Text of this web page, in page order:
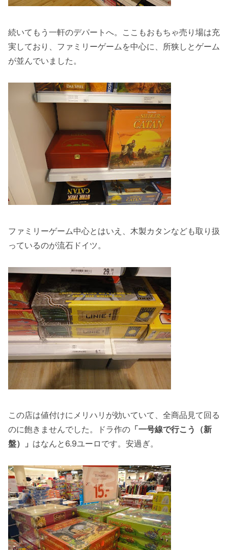
続いてもう一軒のデパートへ。ここもおもちゃ売り場は充
実しており、ファミリーゲームを中心に、所狭しとゲーム
が並んでいました。
ファミリーゲーム中心とはいえ、木製カタンなども取り扱
っているのが流石ドイツ。
この店は値付けにメリハリが効いていて、全商品見て回る
のに飽きませんでした。ドラ作の 「一号線で行こう（新
盤）」 はなんと6.9ユーロです。安過ぎ。